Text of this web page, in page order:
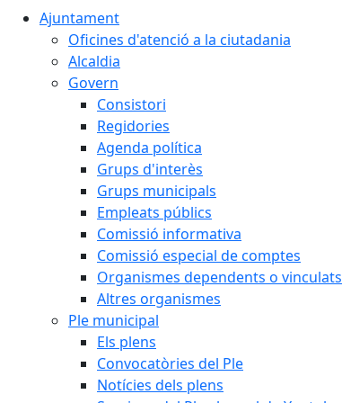
Ajuntament
Oficines d'atenció a la ciutadania
Alcaldia
Govern
Consistori
Regidories
Agenda política
Grups d'interès
Grups municipals
Empleats públics
Comissió informativa
Comissió especial de comptes
Organismes dependents o vinculats
Altres organismes
Ple municipal
Els plens
Convocatòries del Ple
Notícies dels plens